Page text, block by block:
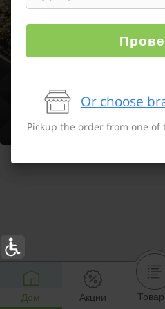
Дом Акции
Or choose
Pickup the order from one